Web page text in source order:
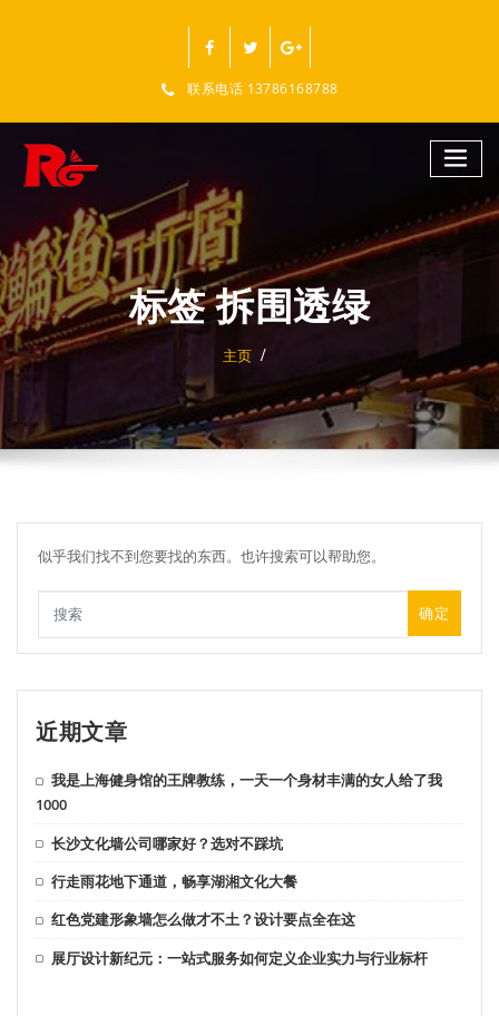
联系电话 13786168788
标签 拆围透绿
主页
似乎我们找不到您要找的东西。也许搜索可以帮助您。
确定
近期文章
我是上海健身馆的王牌教练，一天一个身材丰满的女人给了我
1000
长沙文化墙公司哪家好？选对不踩坑
行走雨花地下通道，畅享湖湘文化大餐
红色党建形象墙怎么做才不土？设计要点全在这
展厅设计新纪元：一站式服务如何定义企业实力与行业标杆